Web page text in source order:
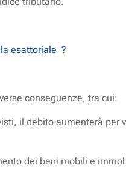
esattoriale ?
conseguenze, tra cui:
il debito aumenterà per
dei beni mobili e